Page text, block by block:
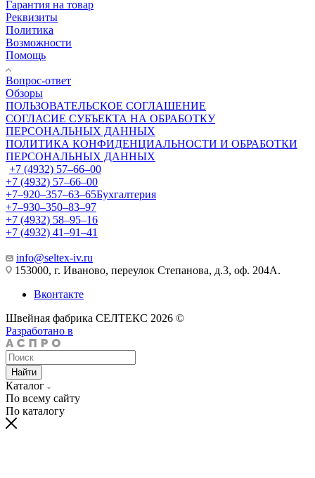
Гарантия на товар
Реквизиты
Политика
Возможности
Помощь
Вопрос-ответ
Обзоры
ПОЛЬЗОВАТЕЛЬСКОЕ СОГЛАШЕНИЕ
СОГЛАСИЕ СУБЪЕКТА НА ОБРАБОТКУ
ПЕРСОНАЛЬНЫХ ДАННЫХ
ПОЛИТИКА КОНФИДЕНЦИАЛЬНОСТИ И ОБРАБОТКИ
ПЕРСОНАЛЬНЫХ ДАННЫХ
+7 (4932) 57‒66‒00
+7 (4932) 57‒66‒00
+7‒920‒357‒63‒65Бухгалтерия
+7‒930‒350‒83‒97
+7 (4932) 58‒95‒16
+7 (4932) 41‒91‒41
info@seltex-iv.ru
153000, г. Иваново, переулок Степанова, д.3, оф. 204А.
Вконтакте
Швейная фабрика СЕЛТЕКС 2026 ©
Разработано в
Найти
Каталог
По всему сайту
По каталогу